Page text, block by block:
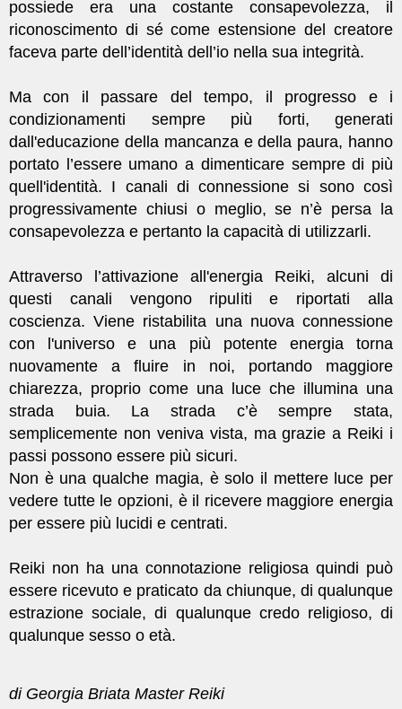
possiede era una costante consapevolezza, il
riconoscimento di sé come estensione del creatore
faceva parte dell’identità dell’io nella sua integrità.
Ma con il passare del tempo, il progresso e i
condizionamenti sempre più forti, generati
dall'educazione della mancanza e della paura, hanno
portato l’essere umano a dimenticare sempre di più
quell'identità. I canali di connessione si sono così
progressivamente chiusi o meglio, se n’è persa la
consapevolezza e pertanto la capacità di utilizzarli.
Attraverso l’attivazione all'energia Reiki, alcuni di
questi canali vengono ripuliti e riportati alla
coscienza. Viene ristabilita una nuova connessione
con l'universo e una più potente energia torna
nuovamente a fluire in noi, portando maggiore
chiarezza, proprio come una luce che illumina una
strada buia. La strada c’è sempre stata,
semplicemente non veniva vista, ma grazie a Reiki i
passi possono essere più sicuri.
Non è una qualche magia, è solo il mettere luce per
vedere tutte le opzioni, è il ricevere maggiore energia
per essere più lucidi e centrati.
Reiki non ha una connotazione religiosa quindi può
essere ricevuto e praticato da chiunque, di qualunque
estrazione sociale, di qualunque credo religioso, di
qualunque sesso o età.
di Georgia Briata Master Reiki